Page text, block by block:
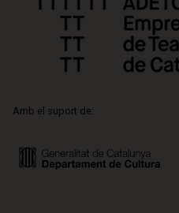
Amb el suport de: